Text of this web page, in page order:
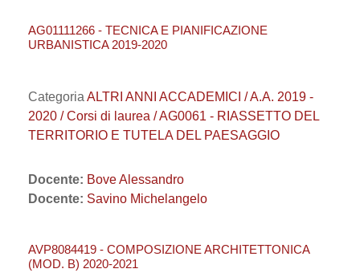
AG01111266 - TECNICA E PIANIFICAZIONE
URBANISTICA 2019-2020
Categoria ALTRI ANNI ACCADEMICI / A.A. 2019 -
2020 / Corsi di laurea / AG0061 - RIASSETTO DEL
TERRITORIO E TUTELA DEL PAESAGGIO
Docente: Bove Alessandro
Docente: Savino Michelangelo
AVP8084419 - COMPOSIZIONE ARCHITETTONICA
(MOD. B) 2020-2021